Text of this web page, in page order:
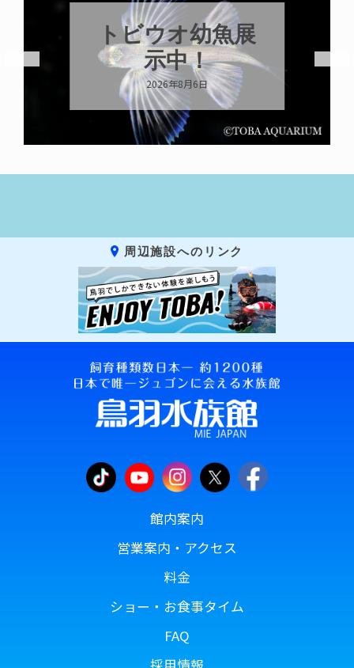
トビウオ幼魚展
示中！
2026年8月6日
周辺施設へのリンク
館内案内
営業案内・アクセス
料金
ショー・お食事タイム
FAQ